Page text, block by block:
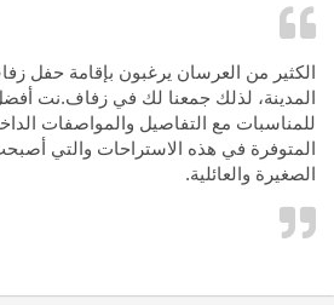
الكثير من العرسان يرغبون بإقامة حفل
المدينة، لذلك جمعنا لك في زفاف.نت
للمناسبات مع التفاصيل والمواصفات
المتوفرة في هذه الاستراحات والتي
الصغيرة والعائلية.